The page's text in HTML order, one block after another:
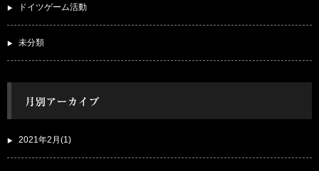
ドイツゲーム活動
未分類
2021年2月(1)